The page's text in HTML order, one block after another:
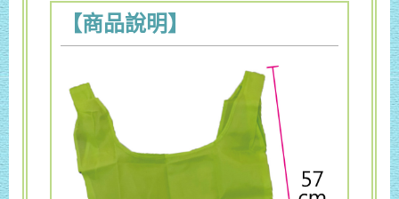
【商品說明】